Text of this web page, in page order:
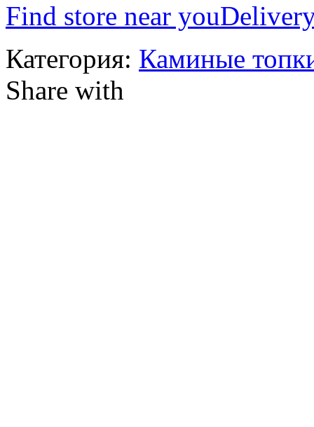
Find store near you
Категория: Каминые
Share with